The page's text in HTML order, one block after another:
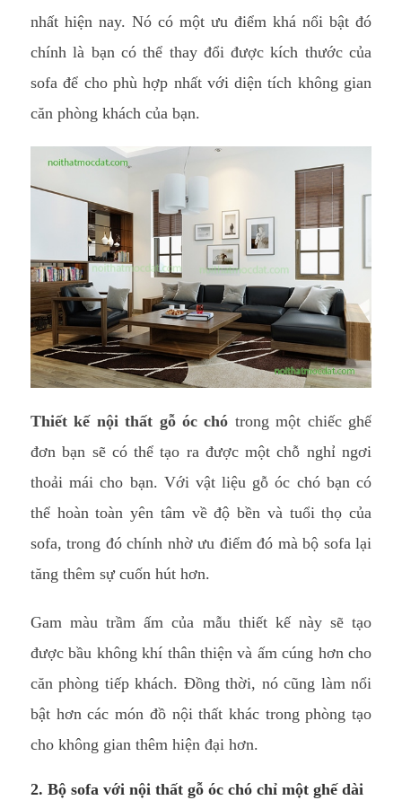
nhất hiện nay. Nó có một ưu điểm khá nổi bật đó
chính là bạn có thể thay đổi được kích thước của
sofa để cho phù hợp nhất với diện tích không gian
căn phòng khách của bạn.
Thiết kế nội thất gỗ óc chó trong một chiếc ghế
đơn bạn sẽ có thể tạo ra được một chỗ nghỉ ngơi
thoải mái cho bạn. Với vật liệu gỗ óc chó bạn có
thể hoàn toàn yên tâm về độ bền và tuổi thọ của
sofa, trong đó chính nhờ ưu điểm đó mà bộ sofa lại
tăng thêm sự cuốn hút hơn.
Gam màu trầm ấm của mẫu thiết kế này sẽ tạo
được bầu không khí thân thiện và ấm cúng hơn cho
căn phòng tiếp khách. Đồng thời, nó cũng làm nổi
bật hơn các món đồ nội thất khác trong phòng tạo
cho không gian thêm hiện đại hơn.
2. Bộ sofa với nội thất gỗ óc chó chỉ một ghế dài